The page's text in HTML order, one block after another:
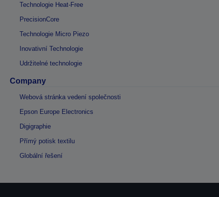
Technologie Heat-Free
PrecisionCore
Technologie Micro Piezo
Inovativní Technologie
Udržitelné technologie
Company
Webová stránka vedení společnosti
Epson Europe Electronics
Digigraphie
Přímý potisk textilu
Globální řešení